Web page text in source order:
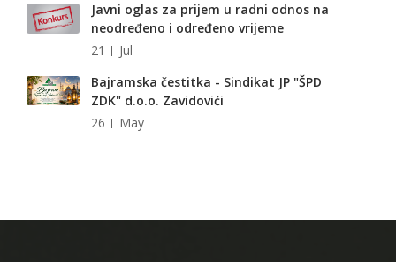
Javni oglas za prijem u radni odnos na
neodređeno i određeno vrijeme
21
Jul
Bajramska čestitka - Sindikat JP "ŠPD
ZDK" d.o.o. Zavidovići
26
May